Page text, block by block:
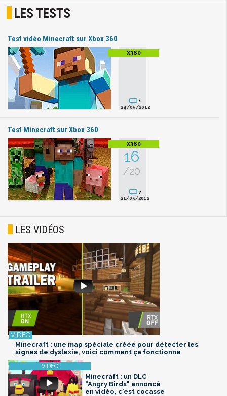
LES TESTS
Test vidéo Minecraft sur Xbox 360
1
24/05/2012
Test Minecraft sur Xbox 360
16
/20
7
21/05/2012
LES VIDÉOS
Minecraft : une map spéciale créée pour détecter les
signes de dyslexie, voici comment ça fonctionne
Minecraft : un DLC
"Angry Birds" annoncé
en vidéo, c'est cocasse